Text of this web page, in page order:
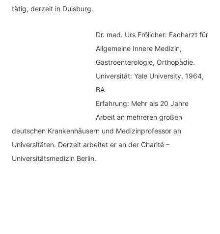
tätig, derzeit in Duisburg.
Dr. med. Urs Frölicher: Facharzt für
Allgemeine Innere Medizin,
Gastroenterologie, Orthopädie.
Universität: Yale University, 1964,
BA
Erfahrung: Mehr als 20 Jahre
Arbeit an mehreren großen
deutschen Krankenhäusern und Medizinprofessor an
Universitäten. Derzeit arbeitet er an der Charité –
Universitätsmedizin Berlin.